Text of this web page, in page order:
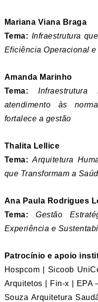
Mariana Viana Braga
Tema: Infraestrutura
Eficiência Operacional
Amanda Marinho
Tema:
atendimento às
fortalece a gestão
Thalita Lellice
Tema:Arquitetura
que Transformam a
Ana Paula Rodrigues
Tema:Gestão
Experiência e
Patrocínio e apoio
Hospcom | Sicoob
Arquitetos | Fin-x | EPA
Souza Arquitetura